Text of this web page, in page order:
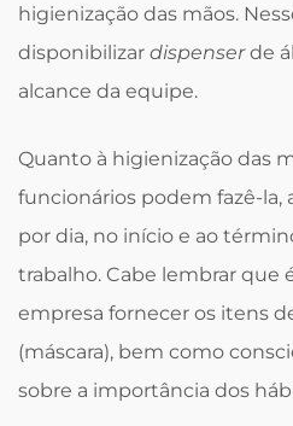
higienização das mãos.
disponibilizar dispenserde
alcance da equipe.
Quanto à higienização das
funcionários podem fazê-la,
por dia, no início e ao
trabalho. Cabe lembrar que
empresa fornecer os itens
(máscara), bem como
sobre a importância dos